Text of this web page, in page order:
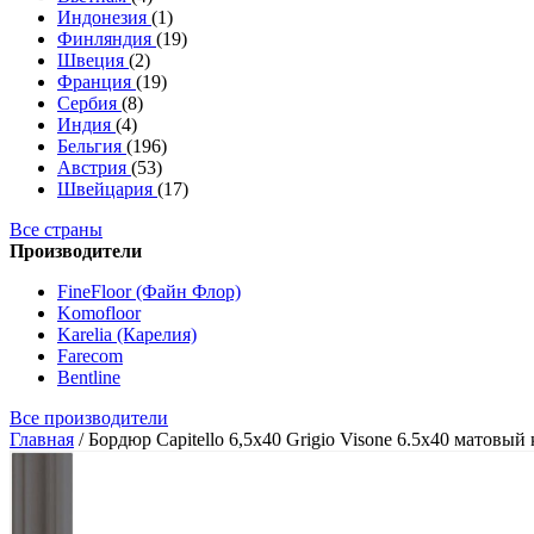
Индонезия (1)
Финляндия (19)
Швеция (2)
Франция (19)
Сербия (8)
Индия (4)
Бельгия (196)
Австрия (53)
Швейцария (17)
Все страны
Производители
FineFloor (Файн Флор)
Komofloor
Karelia (Карелия)
Farecom
Bentline
Все производители
Главная /Бордюр Capitello 6,5x40 Grigio Visone 6.5x40 матовый